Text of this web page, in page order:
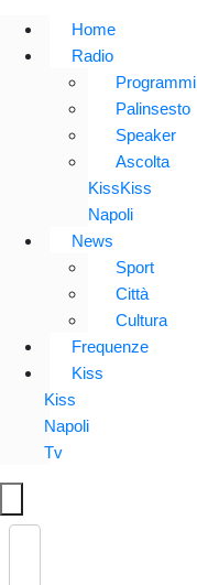
Home
Radio
Programmi
Palinsesto
Speaker
Ascolta
KissKiss
Napoli
News
Sport
Città
Cultura
Frequenze
Kiss
Kiss
Napoli
Tv